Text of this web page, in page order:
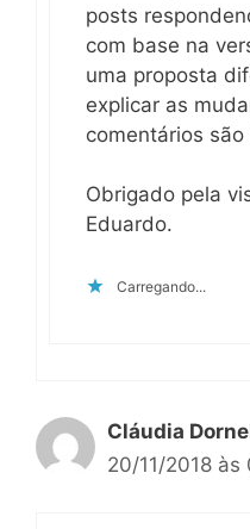
posts
com base na
uma proposta
explicar as
comentários
Obrigado pela
Eduardo.
Carregando...
Cláudia
20/11/2018 às